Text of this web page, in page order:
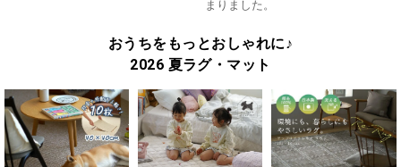
まりました。
おうちをもっとおしゃれに♪
2026 夏ラグ・マット